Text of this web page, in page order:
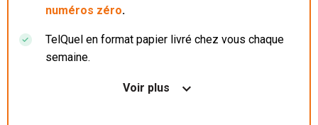
numéros zéro.
TelQuel en format papier livré chez vous chaque
semaine.
Nos articles en illimité sur ordinateur, tablette et
Voir plus